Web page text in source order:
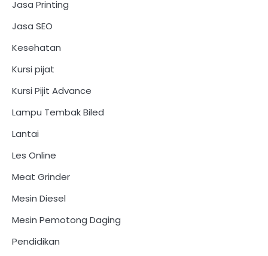
Jasa Printing
Jasa SEO
Kesehatan
Kursi pijat
Kursi Pijit Advance
Lampu Tembak Biled
Lantai
Les Online
Meat Grinder
Mesin Diesel
Mesin Pemotong Daging
Pendidikan